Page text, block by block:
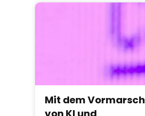
Mit dem Vormarsch